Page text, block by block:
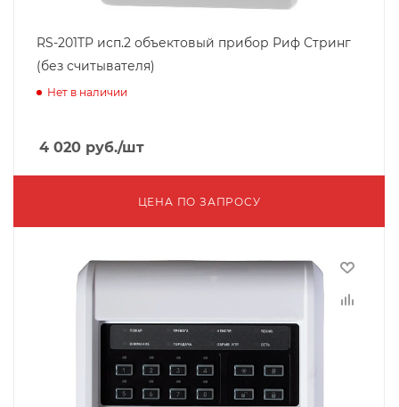
RS-201TP исп.2 объектовый прибор Риф Стринг
(без считывателя)
Нет в наличии
4 020 руб./шт
ЦЕНА ПО ЗАПРОСУ